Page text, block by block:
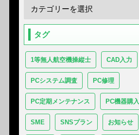
タグ
1等無人航空機操縦士 CAD入力
PCシステム調査 PC修理
PC定期メンテナンス PC機器購入
SME SNSプラン お知らせ